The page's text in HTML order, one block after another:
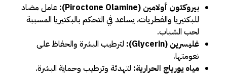
بيروكتون أولامين (Piroctone Olamine):
عامل مضاد
للبكتيريا والفطريات، يساعد في التحكم بالبكتيريا المسببة
لحب الشباب.
غليسرين (Glycerin):
لترطيب البشرة والحفاظ على
نعومتها.
مياه يورياج الحرارية: لتهدئة وترطيب وحماية البشرة.